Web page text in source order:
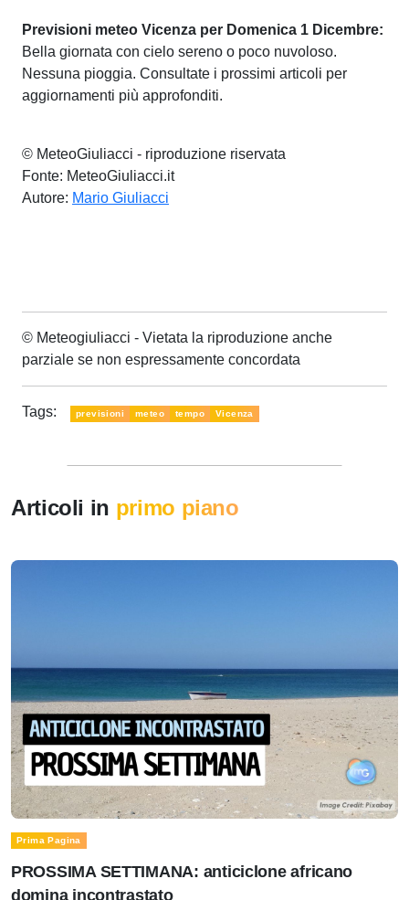
Previsioni meteo Vicenza per Domenica 1 Dicembre:
Bella giornata con cielo sereno o poco nuvoloso.
Nessuna pioggia. Consultate i prossimi articoli per
aggiornamenti più approfonditi.
© MeteoGiuliacci - riproduzione riservata
Fonte: MeteoGiuliacci.it
Autore: Mario Giuliacci
© Meteogiuliacci - Vietata la riproduzione anche
parziale se non espressamente concordata
Tags: previsioni meteo tempo Vicenza
Articoli in primo piano
Prima Pagina
PROSSIMA SETTIMANA: anticiclone africano
domina incontrastato